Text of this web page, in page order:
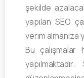
şekilde
yapılan SEO
verim almanıza
Bu